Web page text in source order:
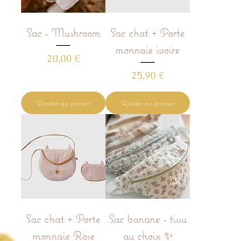
Sac - Mushroom
Prix
20,00 €
Ajouter au panier
Sac chat + Porte
monnaie ivoire
Prix
25,90 €
Ajouter au panier
Sac chat + Porte
monnaie Rose
Sac banane - tissu
au choix ✨